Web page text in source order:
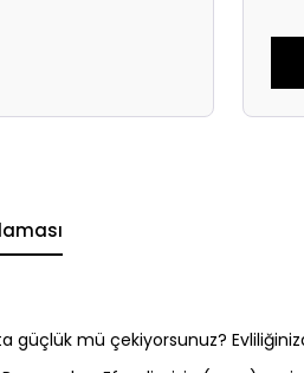
güçlük mü çekiyorsunuz?